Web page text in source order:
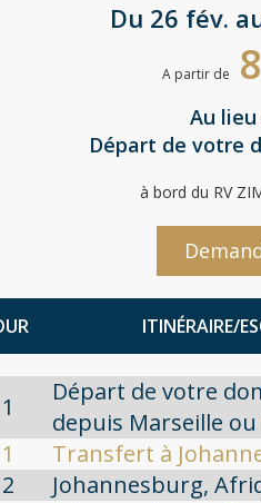
Du 26 fév.
A partir de
Au lieu
Départ de votre
à bord du RV
ITINÉRAIRE/
1
Départ de votre
depuis Marseille ou
1
Transfert à
2
Johannesburg,